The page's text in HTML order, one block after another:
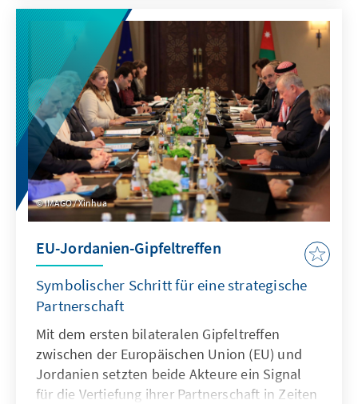
Außenpolitik konkrete Ergebnisse für
Jordaniens Wirtschaft liefert. Während die
USA und Saudi-Arabien weiterhin das Feld der
Partnerländer Jordaniens anführen, nimmt
das Vertrauen in die stabilisierende Rolle der
USA in der Region ab. Das Deutschlandbild
erholt sich trotz Kritik im Kontext des Gaza-
Kriegs im Ver-gleich zum Vorjahr.
IMAGO / Xinhua
EU-Jordanien-Gipfeltreffen
Symbolischer Schritt für eine strategische
Partnerschaft
Mit dem ersten bilateralen Gipfeltreffen
zwischen der Europäischen Union (EU) und
Jordanien setzten beide Akteure ein Signal
für die Vertiefung ihrer Partnerschaft in Zeiten